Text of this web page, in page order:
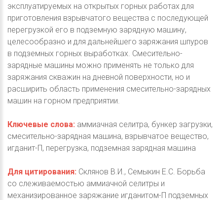
эксплуатируемых на открытых горных работах для
приготовления взрывчатого вещества с последующей
перегрузкой его в подземную зарядную машину,
целесообразно и для дальнейшего заряжания шпуров
в подземных горных выработках. Смесительно-
зарядные машины можно применять не только для
заряжания скважин на дневной поверхности, но и
расширить область применения смесительно-зарядных
машин на горном предприятии.
Ключевые слова: аммиачная селитра, бункер загрузки,
смесительно-зарядная машина, взрывчатое вещество,
игданит-П, перегрузка, подземная зарядная машина
Для цитирования: Склянов В.И., Семыкин Е.С. Борьба
со слеживаемостью аммиачной селитры и
механизированное заряжание игданитом-П подземных